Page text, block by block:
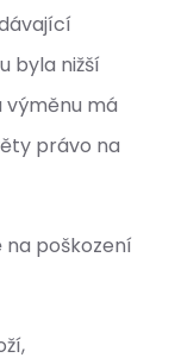
byla nižší
výměnu má
právo na
na poškození